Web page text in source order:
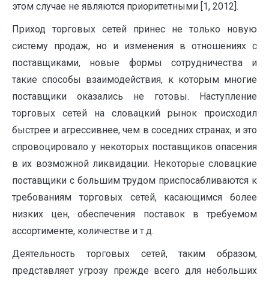
этом случае не являются приоритетными [1, 2012].
Приход торговых сетей принес не только новую
систему продаж, но и изменения в отношениях с
поставщиками, новые формы сотрудничества и
такие способы взаимодействия, к которым многие
поставщики оказались не готовы. Наступление
торговых сетей на словацкий рынок происходил
быстрее и агрессивнее, чем в соседних странах, и это
спровоцировало у некоторых поставщиков опасения
в их возможной ликвидации. Некоторые словацкие
поставщики с большим трудом приспосабливаются к
требованиям торговых сетей, касающимся более
низких цен, обеспечения поставок в требуемом
ассортименте, количестве и т.д.
Деятельность торговых сетей, таким образом,
представляет угрозу прежде всего для небольших